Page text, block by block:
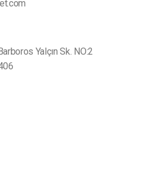
Yalçın Sk. NO:2